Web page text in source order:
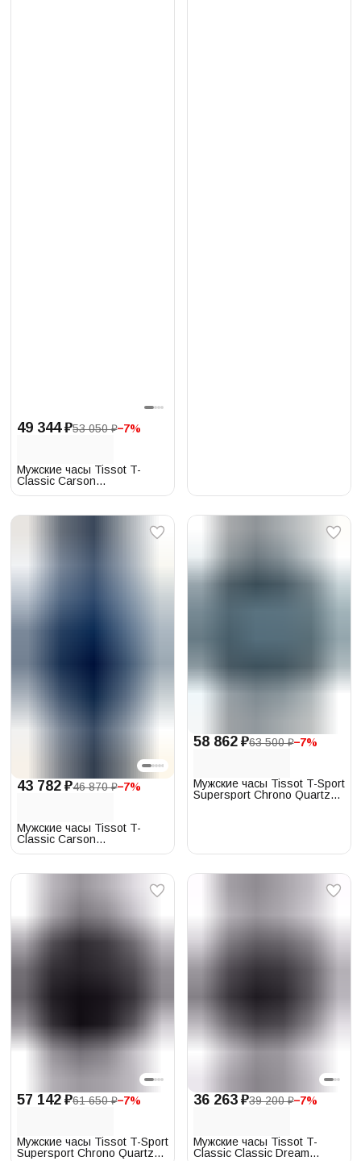
49 344 ₽53 050 ₽−7%
Мужские часы Tissot T-
Classic Carson
T122.423.11.033.00
43 782 ₽46 870 ₽−7%
Мужские часы Tissot T-
Classic Carson
58 862 ₽63 500 ₽−7%
Мужские часы Tissot T-Sport
Supersport Chrono Quartz
57 142 ₽61 650 ₽−7%
Мужские часы Tissot T-Sport
Supersport Chrono Quartz
36 263 ₽39 200 ₽−7%
Мужские часы Tissot T-
Classic Classic Dream